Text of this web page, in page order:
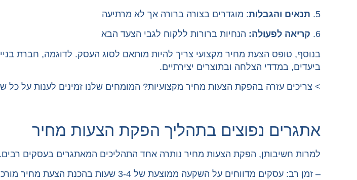
5. תנאים והגבלות: מוגדרים בצורה ברורה אך לא מרתיעה
6. קריאה לפעולה: הנחיות ברורות ללקוח לגבי הצעד הבא
בנוסף, טופס הצעת מחיר מקצועי צריך להיות מותאם לסוג העסק. לדוגמה, חברת
ביעדים, במדדי הצלחה ובתוצרים יצירתיים.
> צריכים עזרה בהפקת הצעות מחיר מקצועיות? המומחים שלנו זמינים לענות על כל
אתגרים נפוצים בתהליך הפקת הצעות מחיר
למרות חשיבותן, הפקת הצעות מחיר נותרה אחד התהליכים המאתגרים בעסקים
– זמן רב: עסקים מדווחים על השקעה ממוצעת של 3-4 שעות בהכנת הצעת מחיר מורכבת